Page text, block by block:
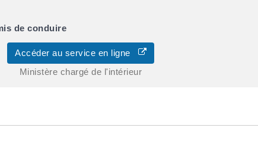
de conduire
Accéder au service en ligne
Ministère chargé de l'intérieur